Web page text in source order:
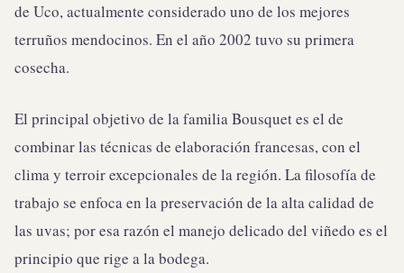
de Uco, actualmente considerado uno de los mejores
terruños mendocinos. En el año 2002 tuvo su primera
cosecha.
El principal objetivo de la familia Bousquet es el de
combinar las técnicas de elaboración francesas, con el
clima y terroir excepcionales de la región. La filosofía de
trabajo se enfoca en la preservación de la alta calidad de
las uvas; por esa razón el manejo delicado del viñedo es el
principio que rige a la bodega.